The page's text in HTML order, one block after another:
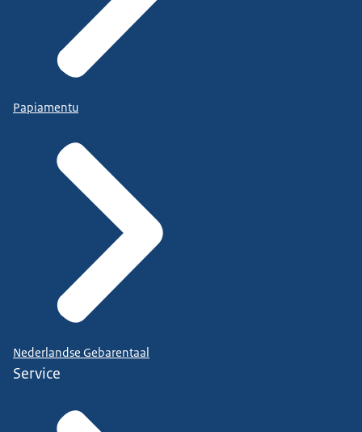
Papiamentu
Nederlandse Gebarentaal
Service